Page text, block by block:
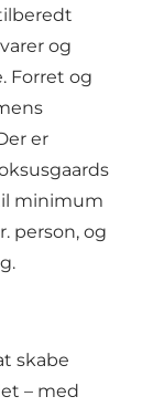
og
Forret og
er
minimum
person, og
skabe
– med